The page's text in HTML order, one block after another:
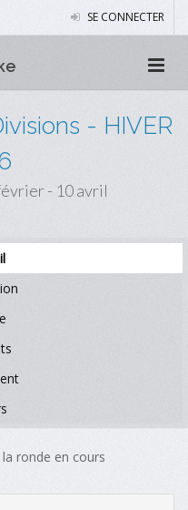
SE CONNECTER
- HIVER
- 10 avril
ronde en cours